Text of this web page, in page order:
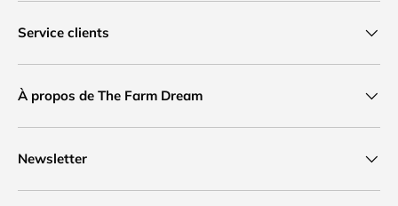
Service clients
À propos de The Farm Dream
Newsletter